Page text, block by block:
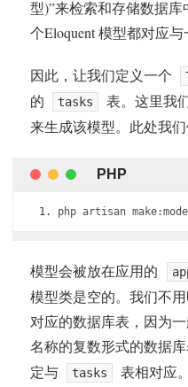
型)”来检索和存储数据
个Eloquent 模型都对应与
因此，让我们定义一个
的
tasks
表。这里我
来生成该模型。此处我
php artisan make:
模型会被放在应用的
模型类是空的。我们不
对应的数据库表，因为
名称的复数形式的数据库
定与
tasks
表相对应